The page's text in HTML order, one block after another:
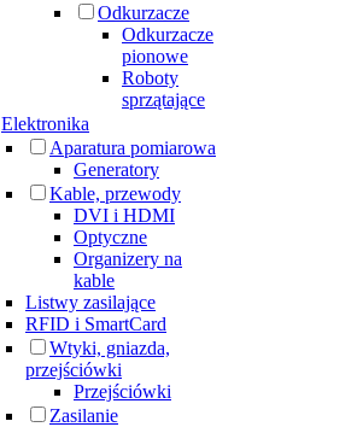
Odkurzacze
Odkurzacze
pionowe
Roboty
sprzątające
Elektronika
Aparatura pomiarowa
Generatory
Kable, przewody
DVI i HDMI
Optyczne
Organizery na
kable
Listwy zasilające
RFID i SmartCard
Wtyki, gniazda,
przejściówki
Przejściówki
Zasilanie